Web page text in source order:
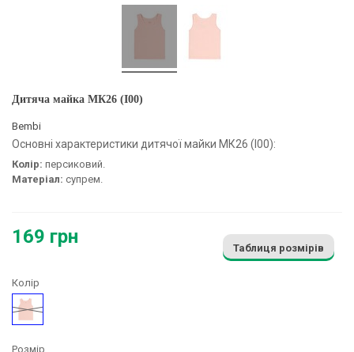
Дитяча майка МК26 (I00)
Bembi
Основні характеристики дитячої майки МК26 (I00):
Колір: персиковий.
Матеріал: супрем.
169 грн
Таблиця розмірів
Колір
Персиковий
Розмір